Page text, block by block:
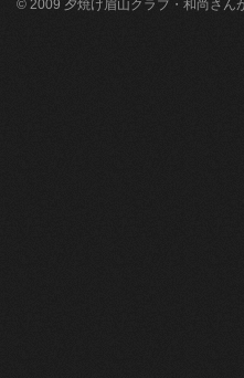
© 2009 夕焼け眉山クラブ・和尚さん